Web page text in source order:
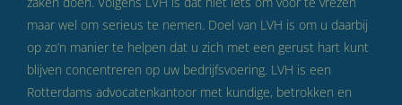
maar wel om serieus te nemen. Doel van LVH is om u daarbij
op zo’n manier te helpen dat u zich met een gerust hart kunt
blijven concentreren op uw bedrijfsvoering. LVH is een
Rotterdams advocatenkantoor met kundige, betrokken en